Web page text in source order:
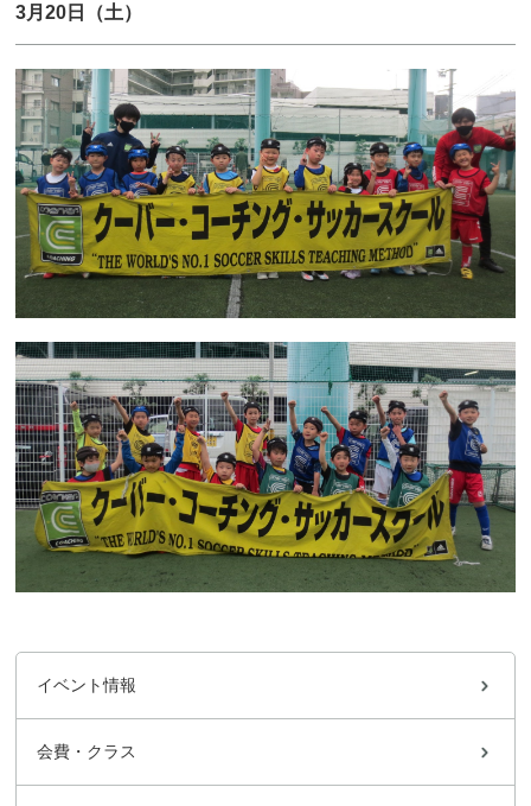
3月20日（土）
イベント情報
会費・クラス